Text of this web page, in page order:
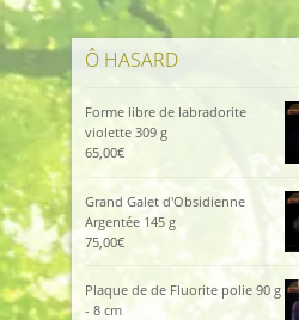
Ô HASARD
Forme libre de labradorite
violette 309 g
65,00€
Grand Galet d'Obsidienne
Argentée 145 g
75,00€
Plaque de de Fluorite polie 90 g
- 8 cm